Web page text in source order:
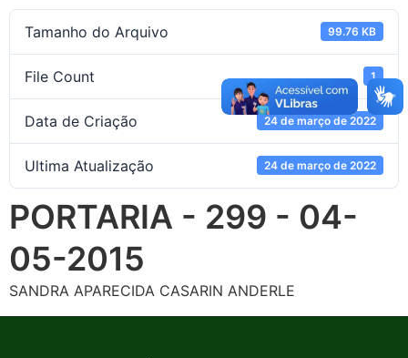
Tamanho do Arquivo 99.76 KB
File Count 1
Data de Criação 24 de março de 2022
Ultima Atualização 24 de março de 2022
PORTARIA - 299 - 04-
05-2015
SANDRA APARECIDA CASARIN ANDERLE